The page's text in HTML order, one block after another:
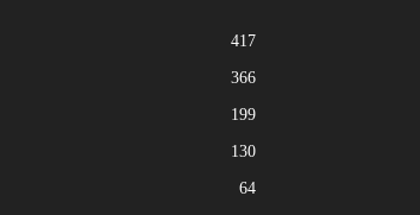
417
366
199
130
64